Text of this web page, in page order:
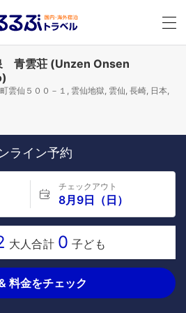
青雲荘 (Unzen Onsen
雲仙５００－１, 雲仙地獄, 雲仙, 長崎, 日本,
ライン予約
チェックアウト
8月9日（日）
大人合計 0 子ども
料金をチェック